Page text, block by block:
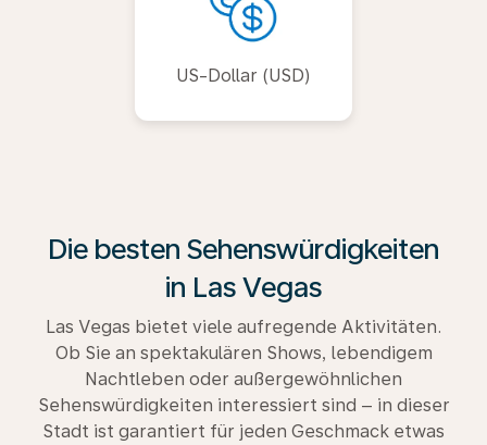
US-Dollar (USD)
Die besten Sehenswürdigkeiten
in Las Vegas
Las Vegas bietet viele aufregende Aktivitäten.
Ob Sie an spektakulären Shows, lebendigem
Nachtleben oder außergewöhnlichen
Sehenswürdigkeiten interessiert sind – in dieser
Stadt ist garantiert für jeden Geschmack etwas